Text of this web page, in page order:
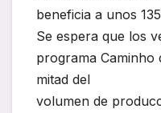
beneficia a unos
Se espera que los
programa Caminho
mitad del
volumen de